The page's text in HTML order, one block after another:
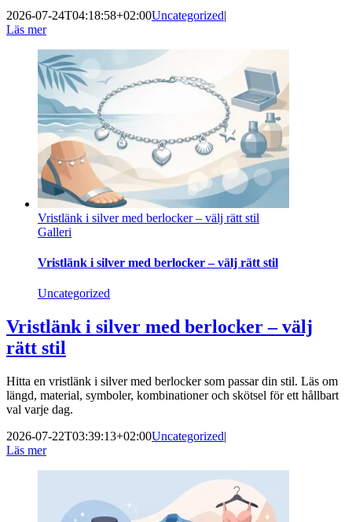
2026-07-24T04:18:58+02:00Uncategorized|
Läs mer
Vristlänk i silver med berlocker – välj rätt stil
Galleri
Vristlänk i silver med berlocker – välj rätt stil
Uncategorized
Vristlänk i silver med berlocker – välj
rätt stil
Hitta en vristlänk i silver med berlocker som passar din stil. Läs om
längd, material, symboler, kombinationer och skötsel för ett hållbart
val varje dag.
2026-07-22T03:39:13+02:00Uncategorized|
Läs mer